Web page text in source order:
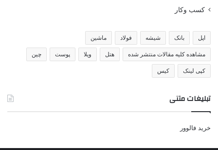
کسب وکار
اپل بانک شیشه فولاد ماشین
مشاهده کلیه مقالات منتشر شده هتل ویلا پوست چین
کپی لینک کیس
تبلیغات متنی
خرید فالوور